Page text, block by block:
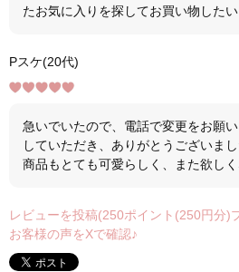
たお気に入りを探してお買い物したい
Pスケ(20代)
急いでいたので、電話で変更をお願
していただき、ありがとうございまし
商品もとても可愛らしく、また欲しく
レビューを投稿(250ポイント(250円分)
お客様の声をXで確認♪